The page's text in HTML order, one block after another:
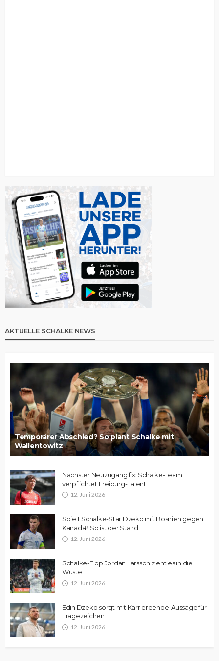
AKTUELLE SCHALKE NEWS
Temporärer Abschied? So plant Schalke mit
Wallentowitz
Nächster Neuzugang fix: Schalke-Team
verpflichtet Freiburg-Talent
12. Juni 2026
Spielt Schalke-Star Dzeko mit Bosnien gegen
Kanada? So ist der Stand
12. Juni 2026
Schalke-Flop Jordan Larsson zieht es in die
Wüste
12. Juni 2026
Edin Dzeko sorgt mit Karriereende-Aussage für
Fragezeichen
12. Juni 2026